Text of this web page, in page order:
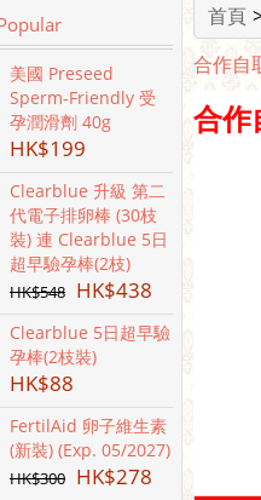
美國 Preseed
Sperm-Friendly 受
孕潤滑劑 40g
HK$199
Clearblue 升級 第二
代電子排卵棒 (30枝
裝) 連 Clearblue 5日
超早驗孕棒(2枝)
HK$548 HK$438
Clearblue 5日超早驗
孕棒(2枝裝)
HK$88
FertilAid 卵子維生素
(新裝) (Exp. 05/2027)
HK$300 HK$278
首頁
合作自
合作